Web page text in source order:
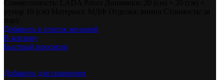
Добавить в список желаний
В корзину
Быстрый просмотр
Добавить для сравнения